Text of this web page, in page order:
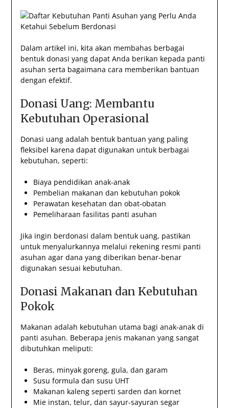
Dalam artikel ini, kita akan membahas berbagai
bentuk donasi yang dapat Anda berikan kepada panti
asuhan serta bagaimana cara memberikan bantuan
dengan efektif.
Donasi Uang: Membantu
Kebutuhan Operasional
Donasi uang adalah bentuk bantuan yang paling
fleksibel karena dapat digunakan untuk berbagai
kebutuhan, seperti:
Biaya pendidikan anak-anak
Pembelian makanan dan kebutuhan pokok
Perawatan kesehatan dan obat-obatan
Pemeliharaan fasilitas panti asuhan
Jika ingin berdonasi dalam bentuk uang, pastikan
untuk menyalurkannya melalui rekening resmi panti
asuhan agar dana yang diberikan benar-benar
digunakan sesuai kebutuhan.
Donasi Makanan dan Kebutuhan
Pokok
Makanan adalah kebutuhan utama bagi anak-anak di
panti asuhan. Beberapa jenis makanan yang sangat
dibutuhkan meliputi:
Beras, minyak goreng, gula, dan garam
Susu formula dan susu UHT
Makanan kaleng seperti sarden dan kornet
Mie instan, telur, dan sayur-sayuran segar